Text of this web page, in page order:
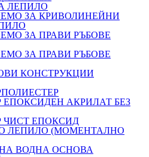
ЛЕПИЛО
ЗА КРИВОЛИНЕЙНИ
ЗА ПРАВИ РЪБОВЕ
ЗА ПРАВИ РЪБОВЕ
КОНСТРУКЦИИ
ЕПОКСИДЕН АКРИЛАТ БЕЗ
ЧИСТ ЕПОКСИД
ЛЕПИЛО (МОМЕНТАЛНО
ВОДНА ОСНОВА